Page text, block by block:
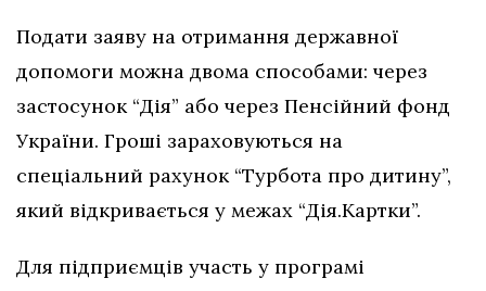
Подати заяву на отримання державної
допомоги можна двома способами: через
застосунок “Дія” або через Пенсійний фонд
України. Гроші зараховуються на
спеціальний рахунок “Турбота про дитину”,
який відкривається у межах “Дія.Картки”.
Для підприємців участь у програмі